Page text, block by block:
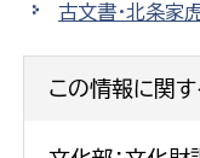
古文書・北条
この情報に関